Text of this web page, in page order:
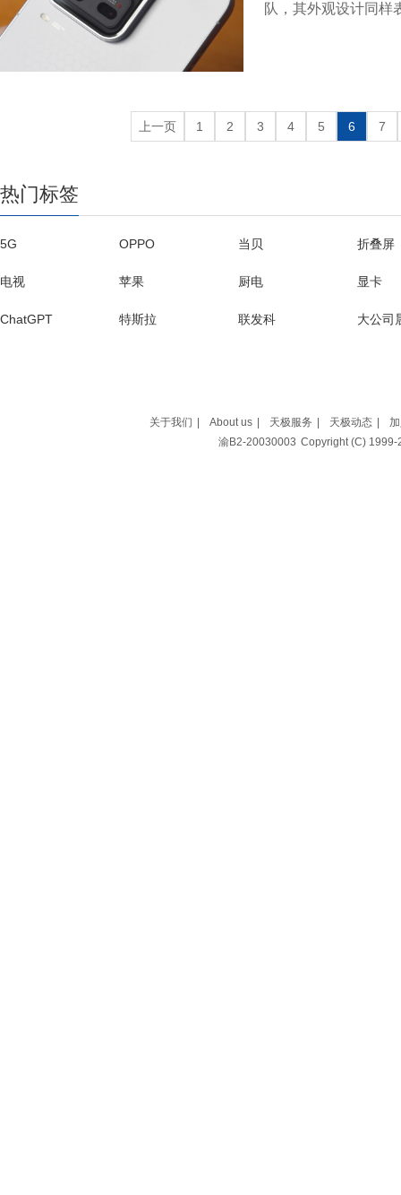
队，其外观设计同
上一页 1 2 3 4 5 6 7
热门标签
5G OPPO 当贝 折叠屏
电视 苹果 厨电 显卡
ChatGPT 特斯拉 联发科 大公司
关于我们 About us 天极服务 天极动态
渝B2-20030003 Copyright (C) 1999-